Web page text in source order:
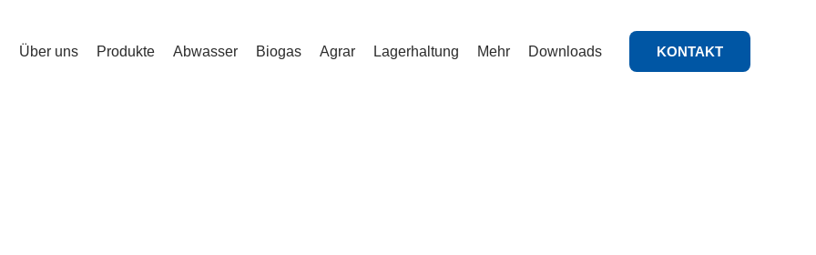
Über uns Produkte Abwasser Biogas Agrar Lagerhaltung Mehr Downloads KONTAKT